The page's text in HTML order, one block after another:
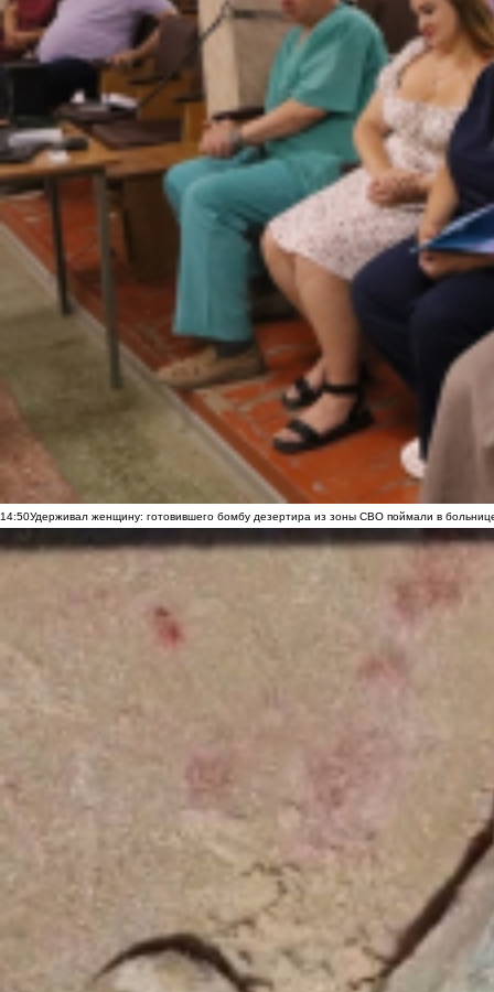
14:50Удерживал женщину: готовившего бомбу дезертира из зоны СВО поймали в